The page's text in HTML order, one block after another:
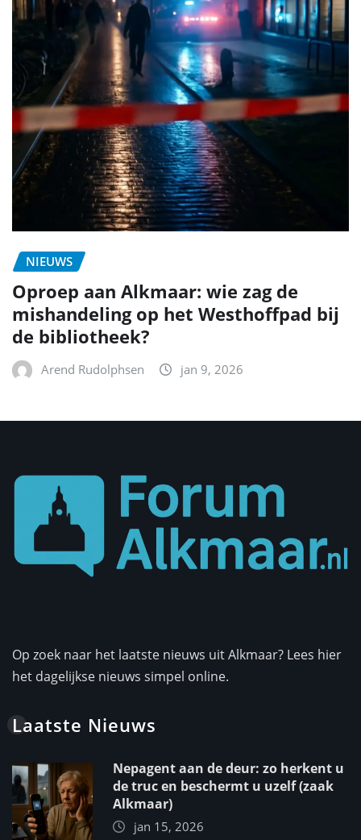
NIEUWS
Oproep aan Alkmaar: wie zag de
mishandeling op het Westhoffpad bij
de bibliotheek?
Arend Rudolphsen jan 9, 2026
Op zoek naar het laatste nieuws uit Alkmaar? Lees hier
het dagelijkse nieuws simpel online.
Laatste Nieuws
Nepagent aan de deur: zo herkent u
de truc en beschermt u uzelf (zaak
Alkmaar)
jan 15, 2026